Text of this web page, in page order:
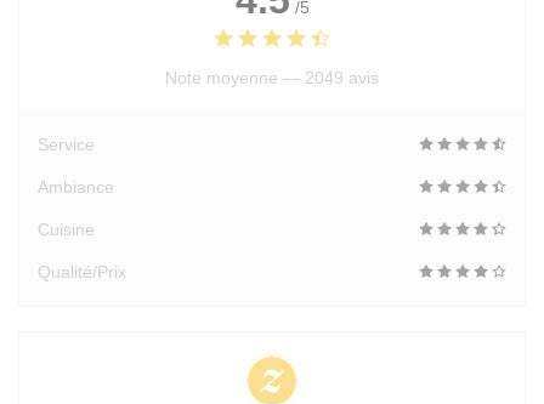
/5
Note moyenne — 2049 avis
Service
Ambiance
Cuisine
Qualité/Prix